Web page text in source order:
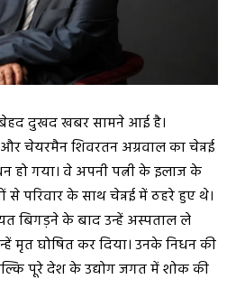
बेहद दुखद खबर सामने आई है।
चेयरमैन शिवरतन अग्रवाल का चेन्नई
हो गया। वे अपनी पत्नी के इलाज के
परिवार के साथ चेन्नई में ठहरे हुए थे।
बिगड़ने के बाद उन्हें अस्पताल ले
मृत घोषित कर दिया। उनके निधन की
पूरे देश के उद्योग जगत में शोक की